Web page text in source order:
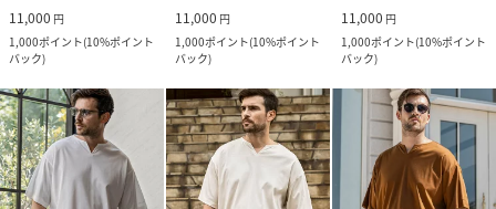
11,000 円
1,000ポイント(10%ポイント
バック)
11,000 円
1,000ポイント(10%ポイント
バック)
11,000 円
1,000ポイント(10%ポイント
バック)